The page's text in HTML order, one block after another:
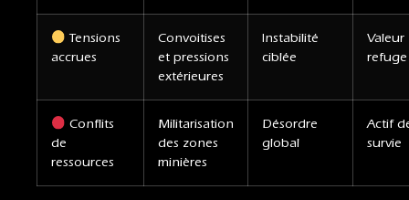
Tensions
accrues
Convoitises
et pressions
extérieures
Instabilité
ciblée
Valeur
refuge
Conflits
de
ressources
Militarisation
des zones
minières
Désordre
global
Actif
survie